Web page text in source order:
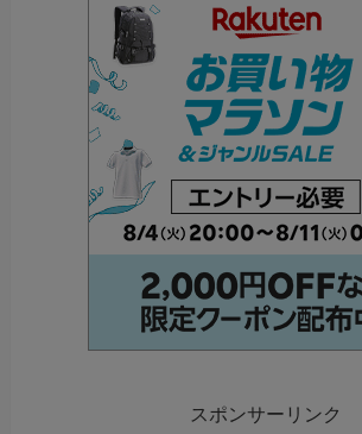
スポンサーリンク